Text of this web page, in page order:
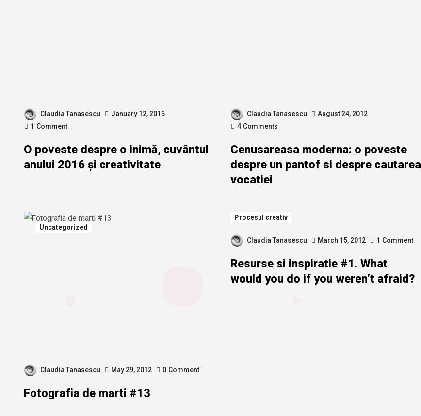
Claudia Tanasescu
January 12, 2016
1 Comment
O poveste despre o inimă, cuvântul
anului 2016 și creativitate
Claudia Tanasescu
August 24, 2012
4 Comments
Cenusareasa moderna: o poveste
despre un pantof si despre cautarea
vocatiei
Uncategorized
Claudia Tanasescu May 29, 2012 0 Comment
Fotografia de marti #13
Procesul creativ
Claudia Tanasescu March 15, 2012 1 Comment
Resurse si inspiratie #1. What
would you do if you weren’t afraid?